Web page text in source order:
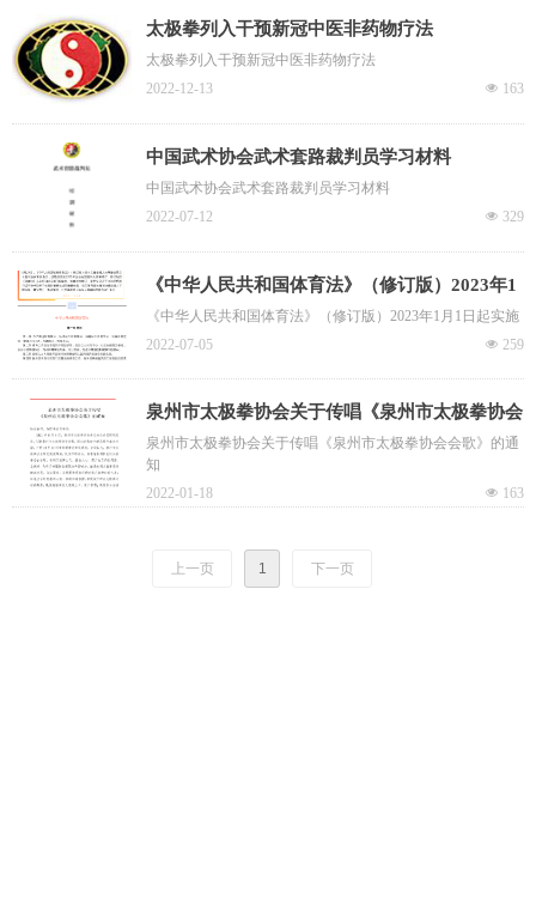
太极拳列入干预新冠中医非药物疗法
太极拳列入干预新冠中医非药物疗法
넶 163
2022-12-13
中国武术协会武术套路裁判员学习材料
中国武术协会武术套路裁判员学习材料
넶 329
2022-07-12
《中华人民共和国体育法》（修订版）2023年1
月1日起实施
《中华人民共和国体育法》（修订版）2023年1月1日起实施
넶 259
2022-07-05
泉州市太极拳协会关于传唱《泉州市太极拳协会
会歌》的通知
泉州市太极拳协会关于传唱《泉州市太极拳协会会歌》的通
知
넶 163
2022-01-18
上一页 1 下一页